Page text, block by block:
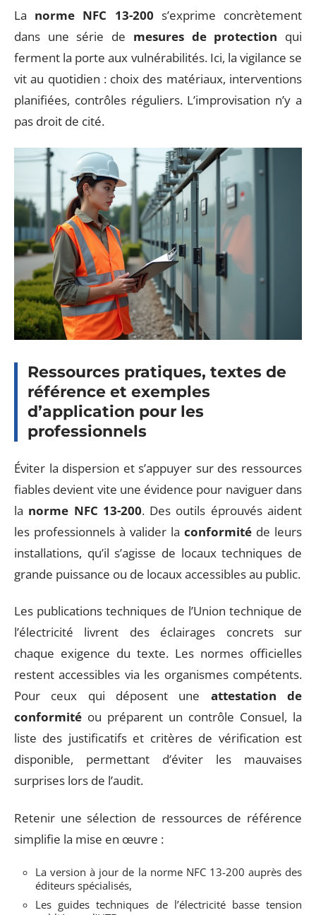
La norme NFC 13-200 s’exprime concrètement
dans une série de mesures de protection qui
ferment la porte aux vulnérabilités. Ici, la vigilance se
vit au quotidien : choix des matériaux, interventions
planifiées, contrôles réguliers. L’improvisation n’y a
pas droit de cité.
Ressources pratiques, textes de
référence et exemples
d’application pour les
professionnels
Éviter la dispersion et s’appuyer sur des ressources
fiables devient vite une évidence pour naviguer dans
la norme NFC 13-200. Des outils éprouvés aident
les professionnels à valider la conformité de leurs
installations, qu’il s’agisse de locaux techniques de
grande puissance ou de locaux accessibles au public.
Les publications techniques de l’Union technique de
l’électricité livrent des éclairages concrets sur
chaque exigence du texte. Les normes officielles
restent accessibles via les organismes compétents.
Pour ceux qui déposent une attestation de
conformité ou préparent un contrôle Consuel, la
liste des justificatifs et critères de vérification est
disponible, permettant d’éviter les mauvaises
surprises lors de l’audit.
Retenir une sélection de ressources de référence
simplifie la mise en œuvre :
La version à jour de la norme NFC 13-200 auprès des
éditeurs spécialisés,
Les guides techniques de l’électricité basse tension